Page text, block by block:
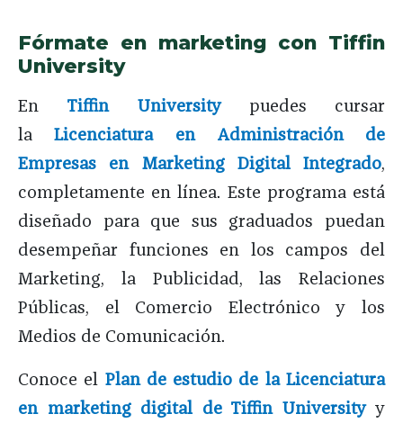
Fórmate en marketing con Tiffin
University
En Tiffin Universitypuedes cursar
laLicenciatura en Administración de
Empresas en Marketing Digital Integrado,
completamente en línea. Este programa está
diseñado para que sus graduados puedan
desempeñar funciones en los campos del
Marketing, la Publicidad, las Relaciones
Públicas, el Comercio Electrónico y los
Medios de Comunicación.
Conoce el Plan de estudio de la Licenciatura
en marketing digital de Tiffin Universityy